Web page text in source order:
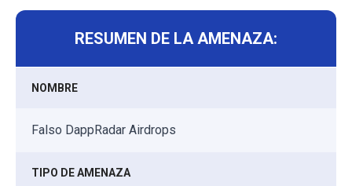
RESUMEN DE LA AMENAZA:
NOMBRE
Falso DappRadar Airdrops
TIPO DE AMENAZA